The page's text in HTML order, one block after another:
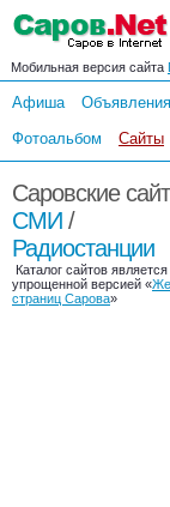
Мобильная версия сайта
Афиша Объявления
Фотоальбом
Сайты
Саровские
СМИ /
Радиостанции
Каталог сайтов является
упрощенной версией «
страниц Сарова»